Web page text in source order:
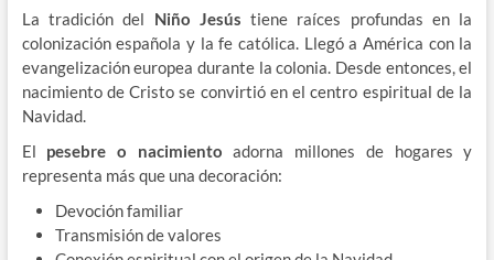
La tradición del Niño Jesús tiene raíces profundas en la
colonización española y la fe católica. Llegó a América con la
evangelización europea durante la colonia. Desde entonces, el
nacimiento de Cristo se convirtió en el centro espiritual de la
Navidad.
El pesebre o nacimiento adorna millones de hogares y
representa más que una decoración:
Devoción familiar
Transmisión de valores